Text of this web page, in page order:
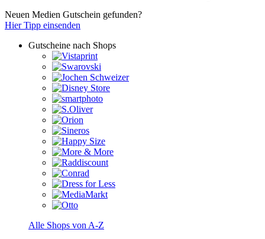
Neuen Medien Gutschein gefunden?
Hier Tipp einsenden
Gutscheine nach Shops
Alle Shops von A-Z